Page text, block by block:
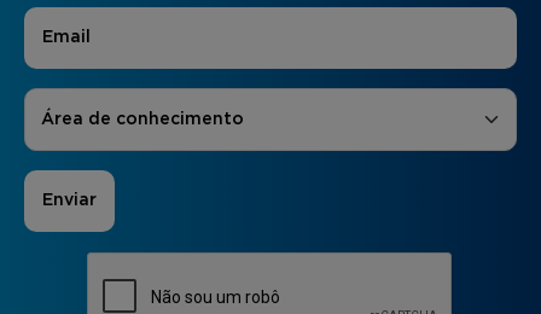
E-mail
Áreas de Interesse
Área de conhecimento